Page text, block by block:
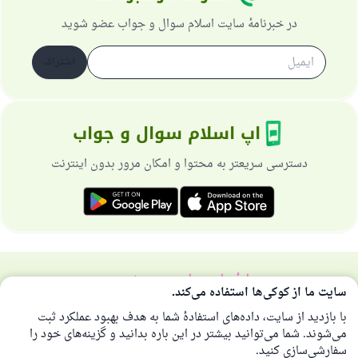
در خبرنامهٔ سایت اسلام سوال و جواب عضو شوید
اپ اسلام سوال و جواب
دسترسی سریعتر به محتوا و امکان مرور بدون اینترنت
دربارهٔ سایتسیاست حریم خصوصی
همهٔ حقوق برای سایت اسلام سوال و جواب محفوظ است 1997-2025 ©
رسول الله صلی الله علیه وسلم می‌فرماید
آنکه به سوی خیری راهنمایی کند مانند پاداش انجام
دهنده‌اش را خواهد داشت
(مسلم: ۱۸۹۳)
همکاری
سایت ما از کوکی‌ها استفاده می‌کند.
با بازدید از سایت، داده‌های استفادهٔ شما به هدف بهبود عملکرد ثبت
می‌شوند. شما می‌توانید بیشتر در این باره بدانید و گزینه‌های خود را
سفارشی‌سازی کنید.